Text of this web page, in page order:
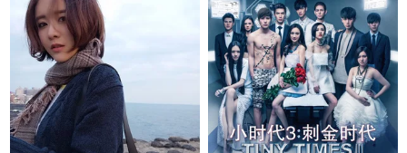
▼角逐pursu翻唱(播放:61)
▼角逐pursu翻唱(播放:10)